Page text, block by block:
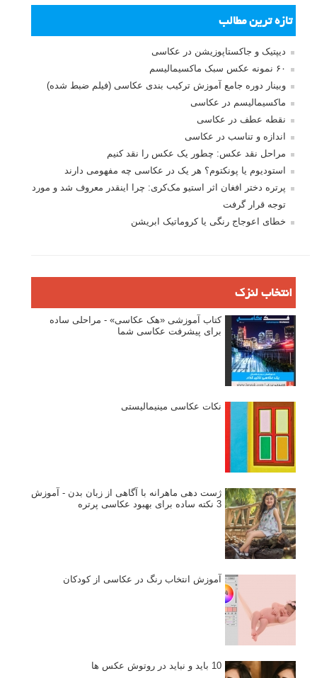
تازه ترین مطالب
دیپتیک و جاکستا‌پوزیشن در عکاسی
۶۰ نمونه عکس سبک ماکسیمالیسم
وبینار دوره جامع آموزش ترکیب بندی عکاسی (فیلم ضبط شده)
ماکسیمالیسم در عکاسی
نقطه عطف در عکاسی
اندازه و تناسب در عکاسی
مراحل نقد عکس: چطور یک عکس را نقد کنیم
استودیوم یا پونکتوم؟ هر یک در عکاسی چه مفهومی دارند
پرتره دختر افغان اثر استیو مک‌کری: چرا اینقدر معروف شد و مورد
توجه قرار گرفت
خطای اعوجاج رنگی یا کروماتیک ابریشن
انتخاب لنزک
کتاب آموزشی «هک عکاسی» - مراحلی ساده
برای پیشرفت عکاسی شما
نکات عکاسی مینیمالیستی
ژست دهی ماهرانه با آگاهی از زبان بدن - آموزش
3 نکته ساده برای بهبود عکاسی پرتره
آموزش انتخاب رنگ در عکاسی از کودکان
10 باید و نباید در روتوش عکس ها